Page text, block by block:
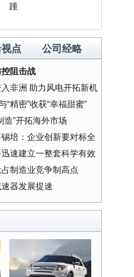
踵
点 公司经略
阻击战
非洲 助力风电开拓新机
“精密”收获“幸福甜蜜”
造”开拓海外市场
培：企业创新要对标全
速建立一整套科学有效
制造业竞争制高点
器发展提速